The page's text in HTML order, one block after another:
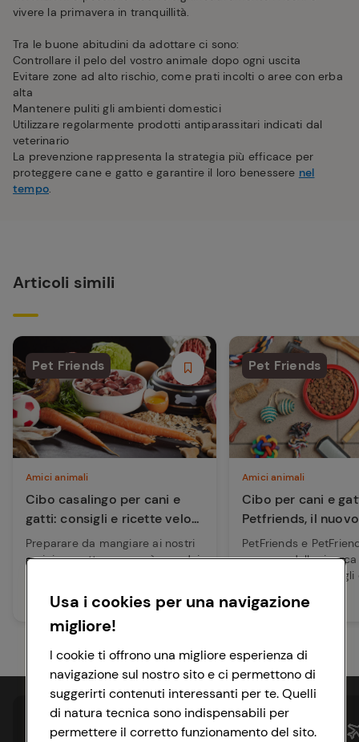
vivere la primavera in tranquillità.
Tra le buone abitudini da adottare ci sono:
Controllare il pelo del vostro animale dopo ogni uscita
Evitare zone ad alto rischio, come prati incolti o aree con erba
alta
Mantenere puliti gli ambienti domestici
Utilizzare regolarmente prodotti antiparassitari indicati dal
veterinario
La prevenzione rappresenta la strategia più efficace per
proteggere cane e gatto e garantire il loro benessere nel
tempo.
Articoli simili
Pet Friends
Amici animali
Cibo casalingo per cani e
gatti: consigli e ricette velo...
Preparare da mangiare ai nostri
amici a quattro zampe è uno dei
Leggi articolo
Pet Friends
Amici animali
Cibo per cani e
Petfriends, il
Cona...
PetFriends e
nascono dalla ricerca
dall’innovazione
Leggi articolo
Usa i cookies per una navigazione
migliore!
I cookie ti offrono una migliore esperienza di
navigazione sul nostro sito e ci permettono di
suggerirti contenuti interessanti per te. Quelli
di natura tecnica sono indispensabili per
permettere il corretto funzionamento del sito.